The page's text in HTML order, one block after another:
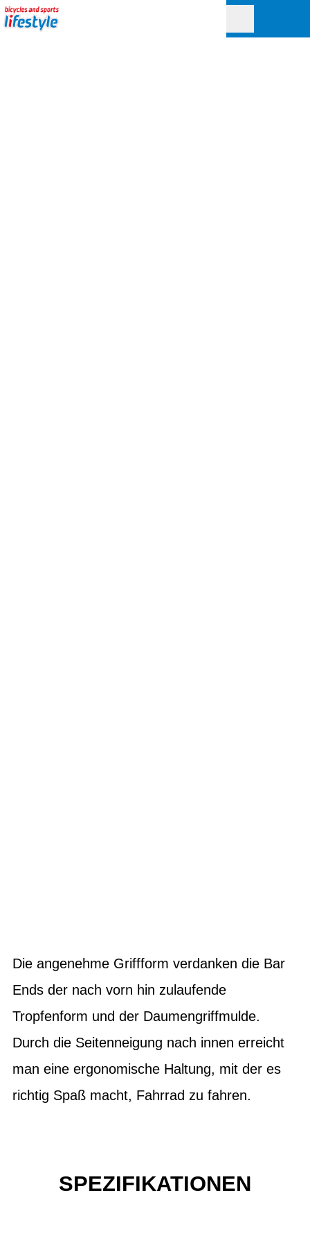
Die angenehme Griffform verdanken die Bar
Ends der nach vorn hin zulaufende
Tropfenform und der Daumengriffmulde.
Durch die Seitenneigung nach innen erreicht
man eine ergonomische Haltung, mit der es
richtig Spaß macht, Fahrrad zu fahren.
SPEZIFIKATIONEN